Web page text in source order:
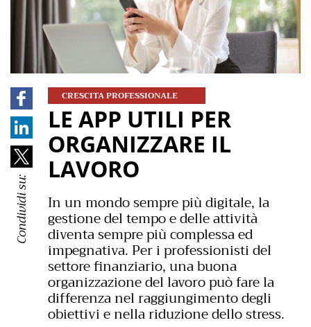
CRESCITA PROFESSIONALE
LE APP UTILI PER
ORGANIZZARE IL
LAVORO
In un mondo sempre più digitale, la
gestione del tempo e delle attività
diventa sempre più complessa ed
impegnativa. Per i professionisti del
settore finanziario, una buona
organizzazione del lavoro può fare la
differenza nel raggiungimento degli
obiettivi e nella riduzione dello stress.
Condividi su: